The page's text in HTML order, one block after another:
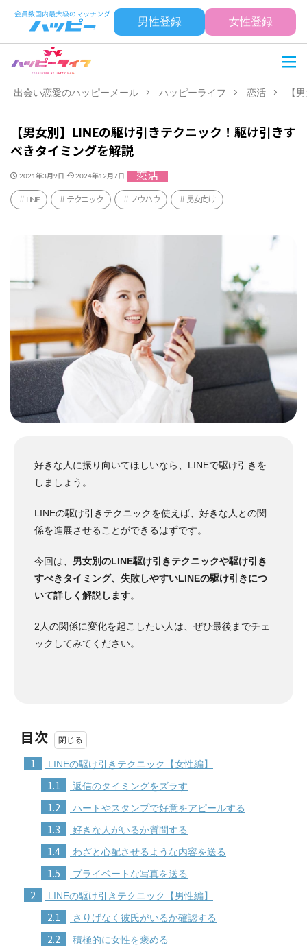
男性登録 女性登録
出会い恋愛のハッピーメール ハッピーライフ 恋活 【
【男女別】LINEの駆け引きテクニック！駆け引きす
べきタイミングを解説
2021年3月9日 2024年12月7日 恋活
LINE テクニック ノウハウ 男女向け
好きな人に振り向いてほしいなら、LINEで駆け引きを
しましょう。
LINEの駆け引きテクニックを使えば、好きな人との関
係を進展させることができるはずです。
今回は、 男女別のLINE駆け引きテクニックや駆け引き
すべきタイミング、失敗しやすいLINEの駆け引きにつ
いて詳しく解説します。
2人の関係に変化を起こしたい人は、ぜひ最後までチェ
ックしてみてください。
目次
1 LINEの駆け引きテクニック【女性編】
1.1 返信のタイミングをズラす
1.2 ハートやスタンプで好意をアピールする
1.3 好きな人がいるか質問する
1.4 わざと心配させるような内容を送る
1.5 プライベートな写真を送る
2 LINEの駆け引きテクニック【男性編】
2.1 さりげなく彼氏がいるか確認する
2.2 積極的に女性を褒める